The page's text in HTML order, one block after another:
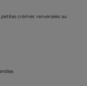
crèmes renversées au